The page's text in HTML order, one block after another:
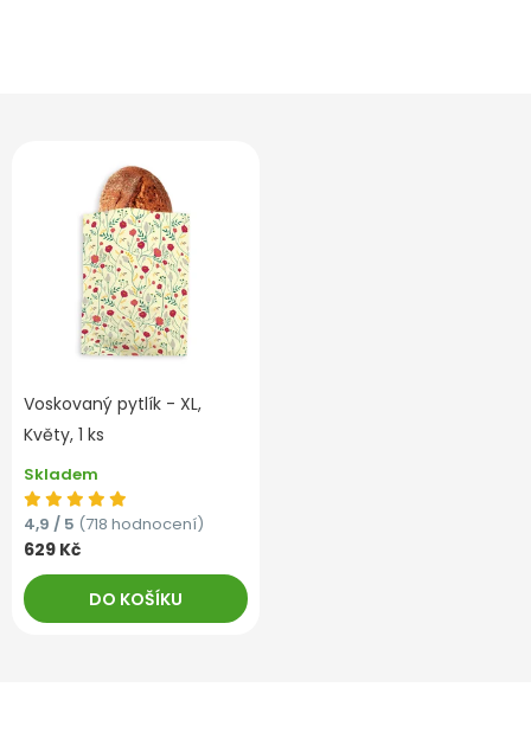
Voskovaný pytlík - XL,
Květy, 1 ks
Skladem
4,9 / 5 (718 hodnocení)
629 Kč
DO KOŠÍKU